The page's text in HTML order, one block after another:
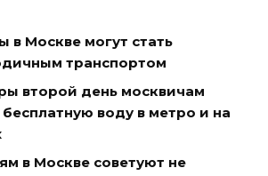
в Москве могут стать
транспортом
второй день москвичам
воду в метро и на
в Москве советуют не